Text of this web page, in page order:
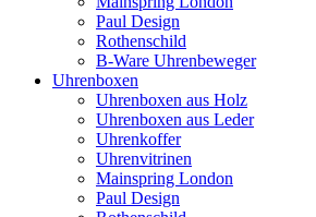
Paul Design
Rothenschild
B-Ware Uhrenbeweger
Uhrenboxen
Uhrenboxen aus Holz
Uhrenboxen aus Leder
Uhrenkoffer
Uhrenvitrinen
Mainspring London
Paul Design